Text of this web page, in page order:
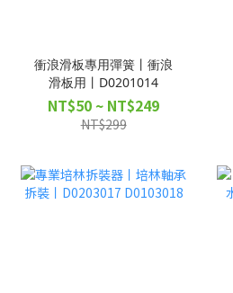
衝浪滑板專用彈簧丨衝浪
滑板用丨D0201014
NT$50 ~ NT$249
NT$299